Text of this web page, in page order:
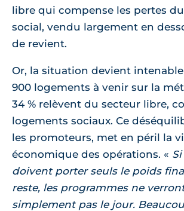
libre qui compense les pertes
social, vendu largement en
de revient.
Or, la situation devient intenable
900 logements à venir sur la
34 % relèvent du secteur libre,
logements sociaux. Ce
les promoteurs, met en péril la
économique des opérations.
doivent porter seuls le poids
reste, les programmes ne
simplement pas le jour.